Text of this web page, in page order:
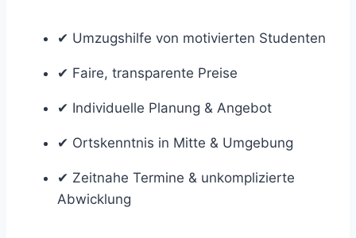
✔ Umzugshilfe von motivierten Studenten
✔ Faire, transparente Preise
✔ Individuelle Planung & Angebot
✔ Ortskenntnis in Mitte & Umgebung
✔ Zeitnahe Termine & unkomplizierte
Abwicklung